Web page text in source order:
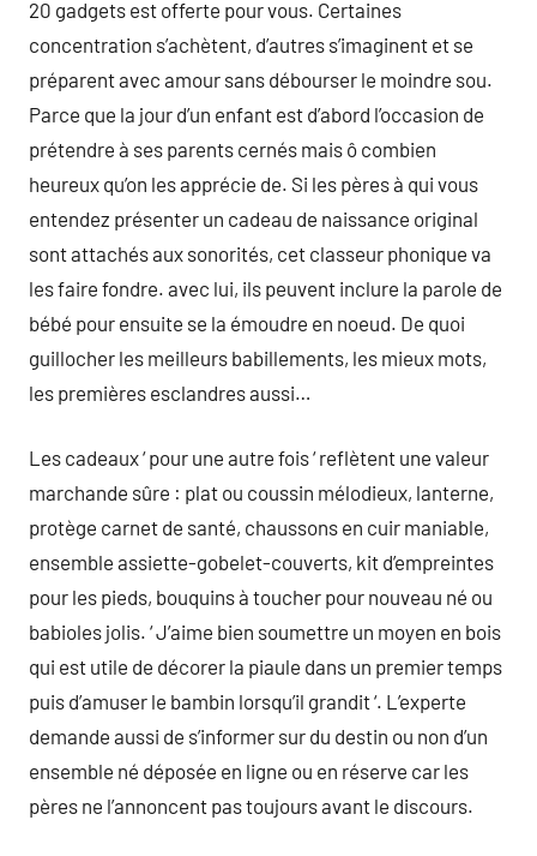
20 gadgets est offerte pour vous. Certaines
concentration s’achètent, d’autres s’imaginent et se
préparent avec amour sans débourser le moindre sou.
Parce que la jour d’un enfant est d’abord l’occasion de
prétendre à ses parents cernés mais ô combien
heureux qu’on les apprécie de. Si les pères à qui vous
entendez présenter un cadeau de naissance original
sont attachés aux sonorités, cet classeur phonique va
les faire fondre. avec lui, ils peuvent inclure la parole de
bébé pour ensuite se la émoudre en noeud. De quoi
guillocher les meilleurs babillements, les mieux mots,
les premières esclandres aussi…
Les cadeaux ‘ pour une autre fois ‘ reflètent une valeur
marchande sûre : plat ou coussin mélodieux, lanterne,
protège carnet de santé, chaussons en cuir maniable,
ensemble assiette-gobelet-couverts, kit d’empreintes
pour les pieds, bouquins à toucher pour nouveau né ou
babioles jolis. ‘ J’aime bien soumettre un moyen en bois
qui est utile de décorer la piaule dans un premier temps
puis d’amuser le bambin lorsqu’il grandit ‘. L’experte
demande aussi de s’informer sur du destin ou non d’un
ensemble né déposée en ligne ou en réserve car les
pères ne l’annoncent pas toujours avant le discours.